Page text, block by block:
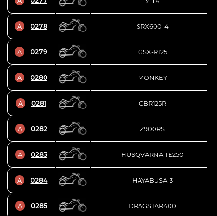
A 0278 SRX600-4
A 0279 GSX-R125
A 0280 MONKEY
A 0281 CBR125R
A 0282 Z900RS
A 0283 HUSQVARNA TE250
A 0284 HAYABUSA-3
A 0285 DRAGSTAR400